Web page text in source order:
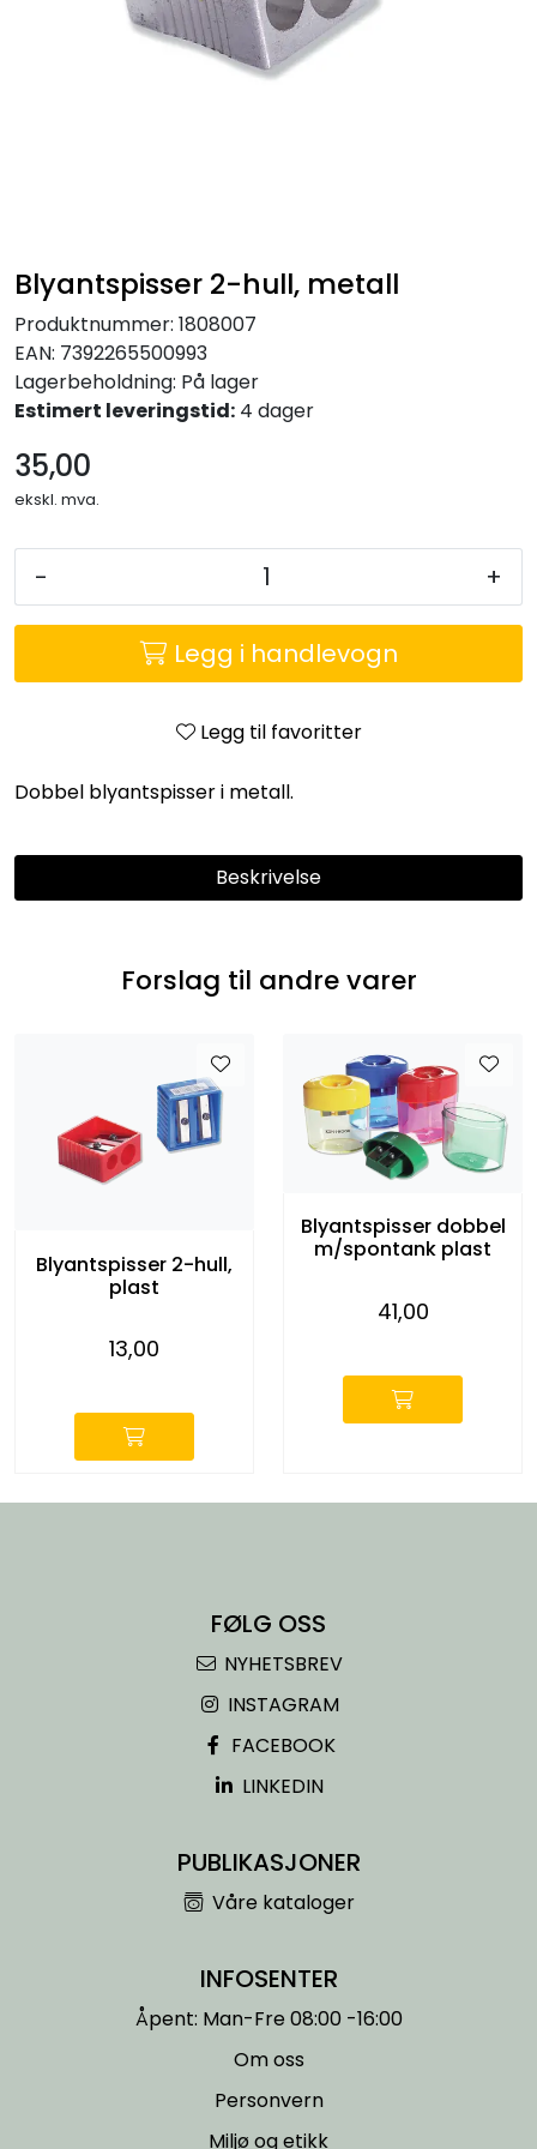
Blyantspisser 2-hull, metall
Produktnummer: 1808007
EAN: 7392265500993
Lagerbeholdning: På lager
Estimert leveringstid: 4 dager
35,00
ekskl. mva.
- +
Legg i handlevogn
Legg til favoritter
Dobbel blyantspisser i metall.
Beskrivelse
Forslag til andre varer
Blyantspisser 2-hull,
plast
13,00
Blyantspisser dobbel
m/spontank plast
41,00
FØLG OSS
NYHETSBREV
INSTAGRAM
FACEBOOK
LINKEDIN
PUBLIKASJONER
Våre kataloger
INFOSENTER
Åpent: Man-Fre 08:00 -16:00
Om oss
Personvern
Miljø og etikk
KONTORMØBLER OG INNREDNING
Idrettslag
Park og anlegg/Byutvikling
KJØPESENTER
Borettslag
Entreprenører
KATALOGER